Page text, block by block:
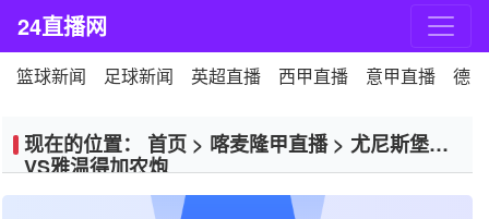
24直播网
篮球新闻 足球新闻 英超直播 西甲直播 意甲直播 德
现在的位置： 首页 > 喀麦隆甲直播> 尤尼斯堡坊
VS雅温得加农炮